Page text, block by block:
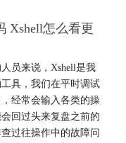
Xshell怎么看更
员来说，Xshell是我
具，我们在平时调试
经常会输入各类的操
回过头来复盘之前的
过往操作中的故障问